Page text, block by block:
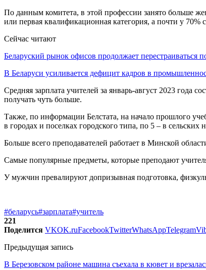
По данным комитета, в этой профессии занято больше
или первая квалификационная категория, а почти у 70%
Сейчас читают
Беларуский рынок офисов продолжает перестраиваться
В Беларуси усиливается дефицит кадров в
Средняя зарплата учителей за январь-август 2023 года
получать чуть больше.
Также, по информации Белстата, на начало прошлого
в городах и поселках городского типа, по 5 – в
Больше всего преподавателей работает в Минской
Самые популярные предметы, которые преподают
У мужчин превалируют допризывная подготовка,
#беларусь#зарплата#учитель
221
Поделится VKOK.ruFacebookTwitterWhatsAppTelegram
Предыдущая запись
В Березовском районе машина съехала в кювет и